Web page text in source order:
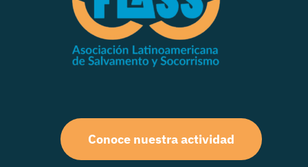
Conoce nuestra actividad